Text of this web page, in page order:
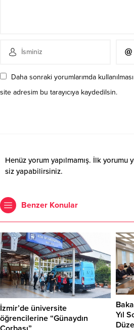
Daha sonraki yorumlarımda
site adresim bu tarayıcıya kaydedilsin.
Henüz yorum yapılmamış. İlk yorumu
siz yapabilirsiniz.
Benzer Konular
İzmir’de üniversite
öğrencilerine “Günaydın
Yıl